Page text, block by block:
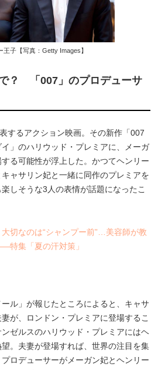
王子【写真：Getty Images】
？ 「007」のプロデューサ
するアクション映画。その新作「007
」のハリウッド・プレミアに、メーガ
る可能性が浮上した。かつてヘンリー
ャサリン妃と一緒に同作のプレミアを
しそうな3人の表情が話題になったこ
切なのは“シャンプー前”…美容師が教
特集「夏の汗対策」
ル」が報じたところによると、キャサ
が、ロンドン・プレミアに登場するこ
ゼルスのハリウッド・プレミアにはヘ
。夫妻が登場すれば、世界の注目を集
ロデューサーがメーガン妃とヘンリー